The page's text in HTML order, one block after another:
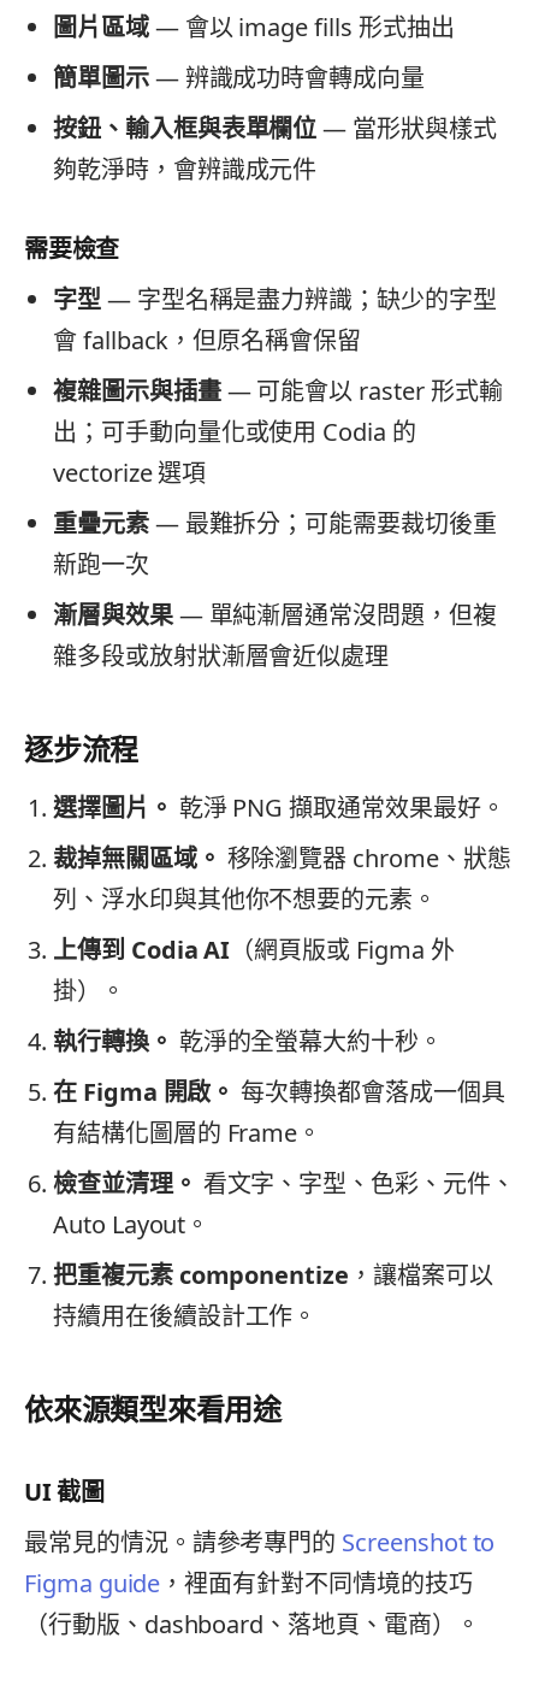
圖片區域— 會以 image fills 形式抽出
簡單圖示— 辨識成功時會轉成向量
按鈕、輸入框與表單欄位— 當形狀與樣式
夠乾淨時，會辨識成元件
需要檢查
字型— 字型名稱是盡力辨識；缺少的字型
會 fallback，但原名稱會保留
複雜圖示與插畫— 可能會以 raster 形式輸
出；可手動向量化或使用 Codia 的
vectorize 選項
重疊元素— 最難拆分；可能需要裁切後重
新跑一次
漸層與效果— 單純漸層通常沒問題，但複
雜多段或放射狀漸層會近似處理
逐步流程
選擇圖片。 乾淨 PNG 擷取通常效果最好。
裁掉無關區域。 移除瀏覽器 chrome、狀態
列、浮水印與其他你不想要的元素。
上傳到 Codia AI （網頁版或 Figma 外
掛）。
執行轉換。 乾淨的全螢幕大約十秒。
在 Figma 開啟。 每次轉換都會落成一個具
有結構化圖層的 Frame。
檢查並清理。 看文字、字型、色彩、元件、
Auto Layout。
把重複元素 componentize ，讓檔案可以
持續用在後續設計工作。
依來源類型來看用途
UI 截圖
最常見的情況。請參考專門的 Screenshot to
Figma guide ，裡面有針對不同情境的技巧
（行動版、dashboard、落地頁、電商）。